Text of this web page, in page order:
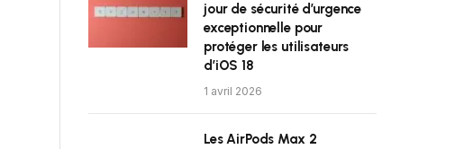
jour de sécurité d’urgence
exceptionnelle pour
protéger les utilisateurs
d’iOS 18
1 avril 2026
Les AirPods Max 2